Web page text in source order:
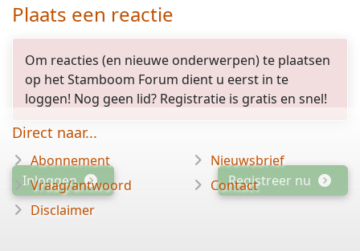
Plaats een reactie
Om reacties (en nieuwe onderwerpen) te plaatsen
op het Stamboom Forum dient u eerst in te
loggen! Nog geen lid? Registratie is gratis en snel!
Inloggen Registreer nu
Direct naar...
Abonnement
Vraag/antwoord
Disclaimer
Nieuwsbrief
Contact